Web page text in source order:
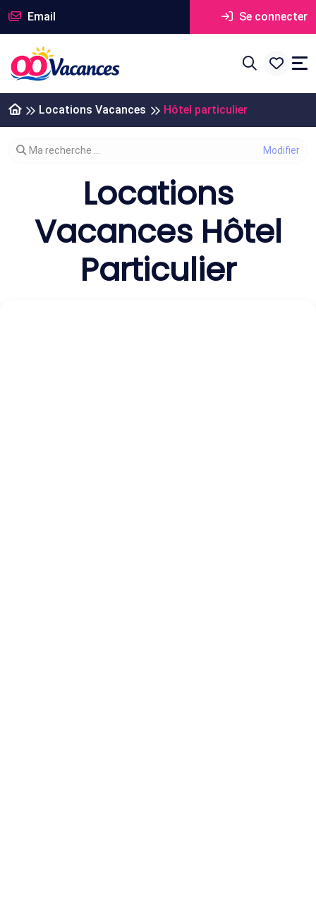
Email Se connecter
Locations Vacances Hôtel particulier
Modifier votre recherche
Ma recherche ...
Locations
Vacances Hôtel
Particulier